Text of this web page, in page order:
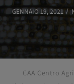
GENNAIO 19, 2021
CAA Centro